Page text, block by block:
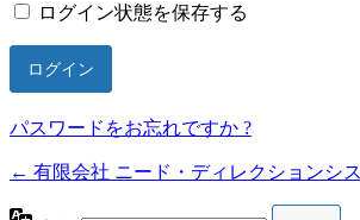
ログイン状態を保存する
パスワードをお忘れですか ?
← 有限会社 ニード・ディレクションシ